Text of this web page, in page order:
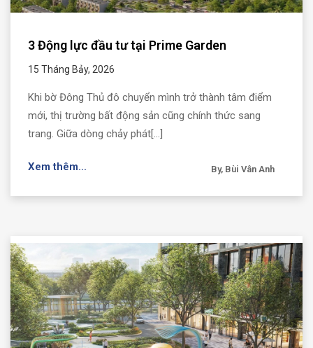
3 Động lực đầu tư tại Prime Garden
15 Tháng Bảy, 2026
Khi bờ Đông Thủ đô chuyển mình trở thành tâm điểm
mới, thị trường bất động sản cũng chính thức sang
trang. Giữa dòng chảy phát[...]
Xem thêm... By, Bùi Vân Anh